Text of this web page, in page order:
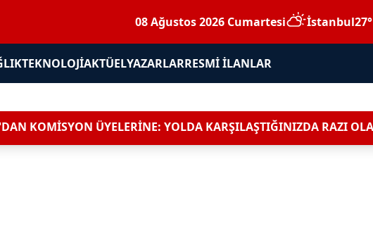
08 Ağustos 2026 Cumartesi İstanbul27°
Adana
Afyon
Amasya
Ankara
TEKNOLOJIAKTÜELYAZARLARRESMI İLANLAR